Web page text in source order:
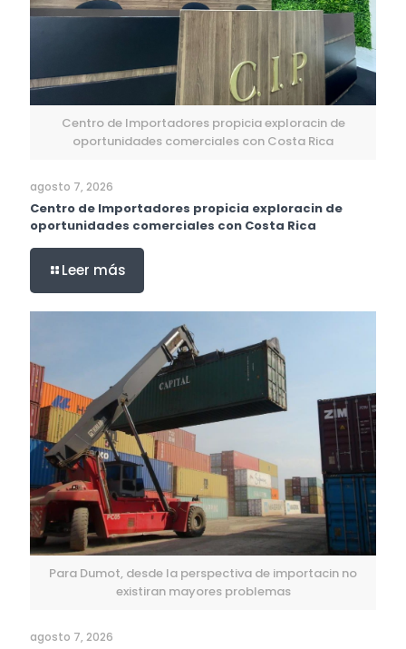
Centro de Importadores propicia exploracin de
oportunidades comerciales con Costa Rica
agosto 7, 2026
Centro de Importadores propicia exploracin de
oportunidades comerciales con Costa Rica
Leer más
Para Dumot, desde la perspectiva de importacin no
existiran mayores problemas
agosto 7, 2026